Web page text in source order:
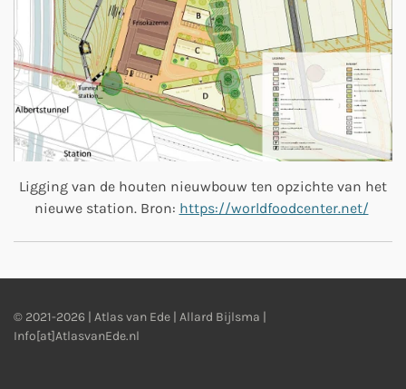
Ligging van de houten nieuwbouw ten opzichte van het
nieuwe station. Bron: https://worldfoodcenter.net/
© 2021-2026 | Atlas van Ede | Allard Bijlsma |
Info[at]AtlasvanEde.nl